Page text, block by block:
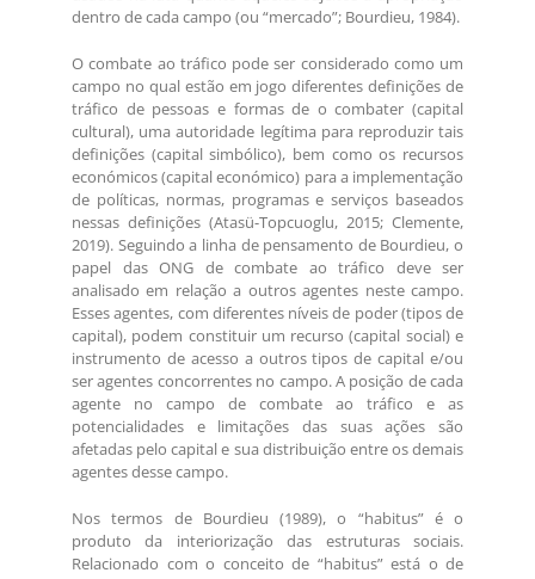
dentro de cada campo (ou “mercado”; Bourdieu, 1984).
O combate ao tráfico pode ser considerado como um
campo no qual estão em jogo diferentes definições de
tráfico de pessoas e formas de o combater (capital
cultural), uma autoridade legítima para reproduzir tais
definições (capital simbólico), bem como os recursos
económicos (capital económico) para a implementação
de políticas, normas, programas e serviços baseados
nessas definições (Atasü-Topcuoglu, 2015; Clemente,
2019). Seguindo a linha de pensamento de Bourdieu, o
papel das ONG de combate ao tráfico deve ser
analisado em relação a outros agentes neste campo.
Esses agentes, com diferentes níveis de poder (tipos de
capital), podem constituir um recurso (capital social) e
instrumento de acesso a outros tipos de capital e/ou
ser agentes concorrentes no campo. A posição de cada
agente no campo de combate ao tráfico e as
potencialidades e limitações das suas ações são
afetadas pelo capital e sua distribuição entre os demais
agentes desse campo.
Nos termos de Bourdieu (1989), o “habitus” é o
produto da interiorização das estruturas sociais.
Relacionado com o conceito de “habitus” está o de